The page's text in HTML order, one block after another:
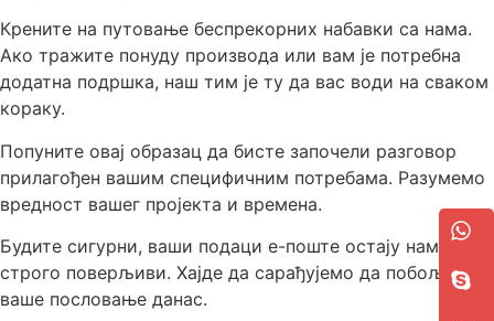
Крените на путовање беспрекорних набавки са нама.
Ако тражите понуду производа или вам је потребна
додатна подршка, наш тим је ту да вас води на сваком
кораку.
Попуните овај образац да бисте започели разговор
прилагођен вашим специфичним потребама. Разумемо
вредност вашег пројекта и времена.
Будите сигурни, ваши подаци е-поште остају нам
строго поверљиви. Хајде да сарађујемо да побољшамо
ваше пословање данас.